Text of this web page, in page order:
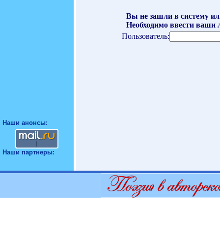
Наши анонсы:
Наши партнеры:
Вы не зашли в систему
Необходимо ввести ваши
Пользователь: